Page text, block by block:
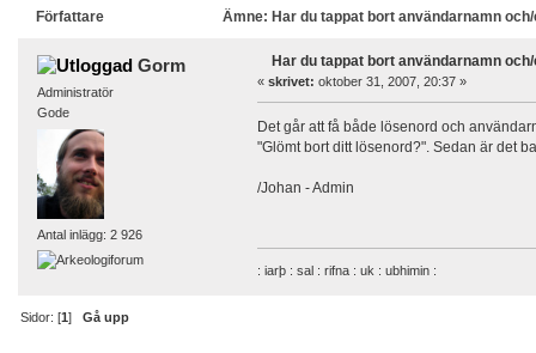
Författare Ämne: Har du tappat bort användarnamn
Gorm
Administratör
Gode
Antal inlägg: 2 926
Har du tappat bort användarnamn
« skrivet: oktober 31, 2007, 20:37 »
Det går att få både lösenord och
"Glömt bort ditt lösenord?". Sedan är det
/Johan - Admin
: iarþ : sal : rifna : uk : ubhimin :
Sidor: [1]Gå upp